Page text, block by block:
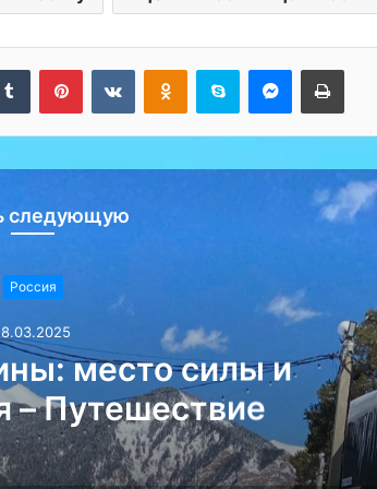
Tumblr PinterestВконтактеОдноклассники
Skype Messenger
следующую
Россия
место силы и
– Путешествие